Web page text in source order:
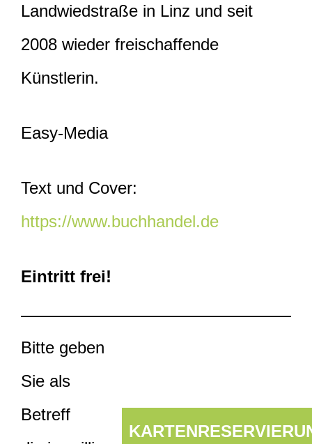
Landwiedstraße in Linz und seit
2008 wieder freischaffende
Künstlerin.
Easy-Media
Text und Cover:
https://www.buchhandel.de
Eintritt frei!
Bitte geben
Sie als
Betreff